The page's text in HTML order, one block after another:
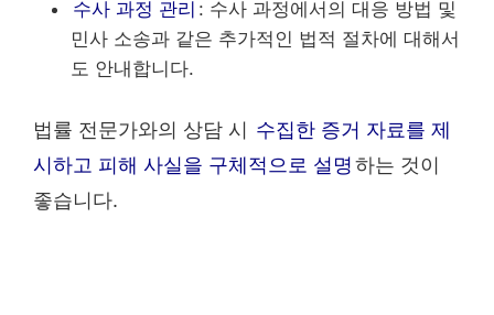
수사 과정 관리 : 수사 과정에서의 대응 방법 및
민사 소송과 같은 추가적인 법적 절차에 대해서
도 안내합니다.
법률 전문가와의 상담 시 수집한 증거 자료를 제
시하고 피해 사실을 구체적으로 설명하는 것이
좋습니다.